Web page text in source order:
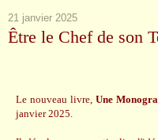
21 janvier 2025
Être le Chef de son
Le nouveau livre,Une
janvier 2025.